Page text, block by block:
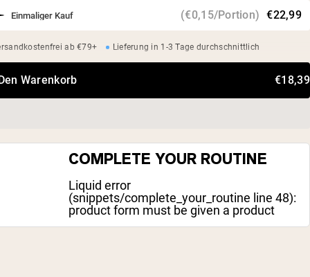
Einmaliger Kauf (€0,15/Portion) €22,99
ab €79+ Lieferung in 1-3 Tage durchschnittlich
Warenkorb €18,39
COMPLETE YOUR ROUTINE
Liquid error
(snippets/complete_your_routine line 48):
product form must be given a product